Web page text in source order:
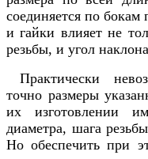
соединяется по
и гайки влияет не
резьбы, и угол
Практически
точно размеры
их изготовлении
диаметра, шага
Но обеспечить при